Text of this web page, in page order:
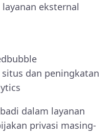
eksternal
dan peningkatan
dalam layanan
privasi masing-